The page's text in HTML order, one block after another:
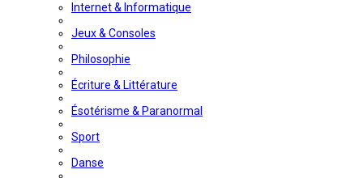
Internet & Informatique
Jeux & Consoles
Philosophie
Écriture & Littérature
Ésotérisme & Paranormal
Sport
Danse